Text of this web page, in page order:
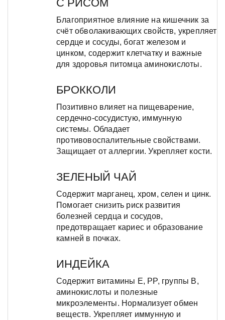
С РИСОМ
Благоприятное влияние на кишечник за
счёт обволакивающих свойств, укрепляет
сердце и сосуды, богат железом и
цинком, содержит клетчатку и важные
для здоровья питомца аминокислоты.
БРОККОЛИ
Позитивно влияет на пищеварение,
сердечно-сосудистую, иммунную
системы. Обладает
противовоспалительные свойствами.
Защищает от аллергии. Укрепляет кости.
ЗЕЛЕНЫЙ ЧАЙ
Содержит марганец, хром, селен и цинк.
Помогает снизить риск развития
болезней сердца и сосудов,
предотвращает кариес и образование
камней в почках.
ИНДЕЙКА
Содержит витамины E, PP, группы B,
аминокислоты и полезные
микроэлементы. Нормализует обмен
веществ. Укрепляет иммунную и